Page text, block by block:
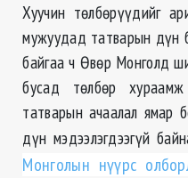
Хуучин төлбөрүүдийг
мужуудад татварын дүн
байгаа ч Өвөр Монголд
бусад төлбөр
татварын ачаалал ямар
дүн мэдээлэгдээгүй
Монголын нүүрс